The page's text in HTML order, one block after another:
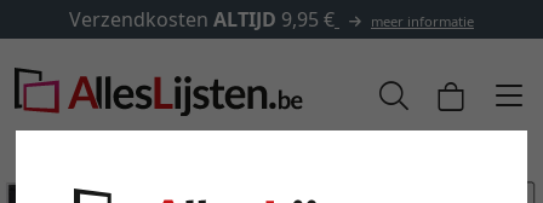
Verzendkosten ALTIJD 9,95 € meer informatie